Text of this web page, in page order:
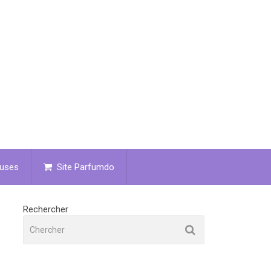
Site Parfumdo
Rechercher